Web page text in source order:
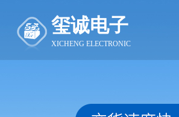
玺诚电子
XICHENG ELECTRONIC